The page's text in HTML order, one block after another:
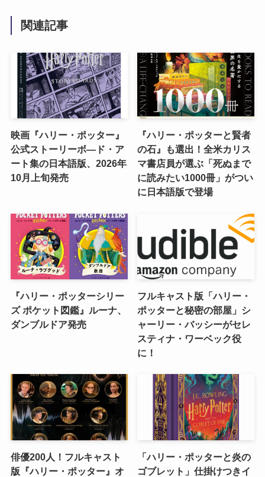
関連記事
映画『ハリー・ポッター』
公式ストーリーボ―ド・ア
ート集の日本語版、2026年
10月上旬発売
『ハリー・ポッターと賢者
の石』も選出！全米カリス
マ書店員が選ぶ「死ぬまで
に読みたい1000冊」がつい
に日本語版で登場
『ハリー・ポッターシリー
ズ ポケット図鑑』ルーナ、
ダンブルドア発売
フルキャスト版「ハリー・
ポッターと秘密の部屋」シ
ャーリー・バッシーがセレ
スティナ・ワーベック役
に！
俳優200人！フルキャスト
版『ハリー・ポッター』オ
「ハリー・ポッターと炎の
ゴブレット」仕掛けつきイ